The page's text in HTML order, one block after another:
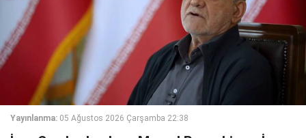
Yayınlanma: 05 Ağustos 2026 Çarşamba 22:38